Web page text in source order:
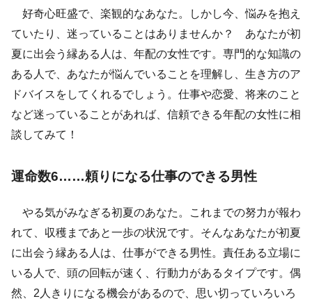
好奇心旺盛で、楽観的なあなた。しかし今、悩みを抱え
ていたり、迷っていることはありませんか？ あなたが初
夏に出会う縁ある人は、年配の女性です。専門的な知識の
ある人で、あなたが悩んでいることを理解し、生き方のア
ドバイスをしてくれるでしょう。仕事や恋愛、将来のこと
など迷っていることがあれば、信頼できる年配の女性に相
談してみて！
運命数6……頼りになる仕事のできる男性
やる気がみなぎる初夏のあなた。これまでの努力が報わ
れて、収穫まであと一歩の状況です。そんなあなたが初夏
に出会う縁ある人は、仕事ができる男性。責任ある立場に
いる人で、頭の回転が速く、行動力があるタイプです。偶
然、2人きりになる機会があるので、思い切っていろいろ